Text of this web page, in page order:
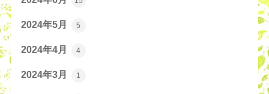
2024年5月 5
2024年4月 4
2024年3月 1